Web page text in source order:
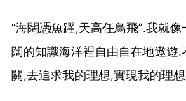
“海闊憑魚躍,天高任鳥飛”.我就
闊的知識海洋裡自由自在地遨遊
關,去追求我的理想,實現我的理